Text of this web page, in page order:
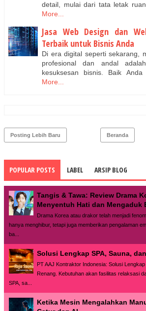
detail, mulai dari tata letak
More...
Jasa Web Design dan
Terbaik untuk Bisnis Anda
Di era digital seperti sekarang,
profesional dan andal
kesuksesan bisnis. Baik Anda
More...
Posting Lebih Baru Beranda
POPULAR POSTS LABEL ARSIP BLOG
Tangis & Tawa: Review Drama
Menyentuh Hati dan Mengaduk
Drama Korea atau drakor telah menjadi
hanya menghibur, tetapi juga memberikan pengalaman
ba...
Solusi Lengkap SPA, Sauna,
PT AAJ Kontraktor Indonesia: Solusi
Renang. Kebutuhan akan fasilitas relaksasi
SPA, sa...
Ketika Mesin Mengalahkan